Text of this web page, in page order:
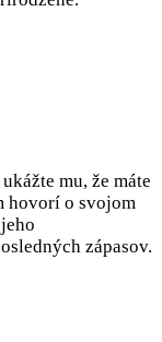
mu, že máte
hovorí o svojom
zápasov.